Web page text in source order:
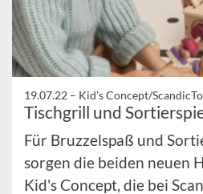
19.07.22 – Kid's Concept/
Tischgrill und
Für Bruzzelspaß und
sorgen die beiden neuen
Kid's Concept, die bei